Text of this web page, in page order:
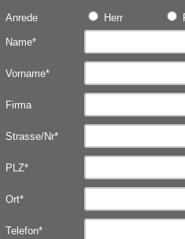
Anrede Herr
Name*
Vorname*
Firma
Strasse/Nr*
PLZ*
Ort*
Telefon*